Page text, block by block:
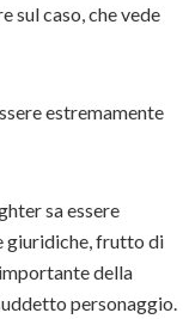
sul caso, che vede
estremamente
sa essere
giuridiche, frutto di
della
personaggio.